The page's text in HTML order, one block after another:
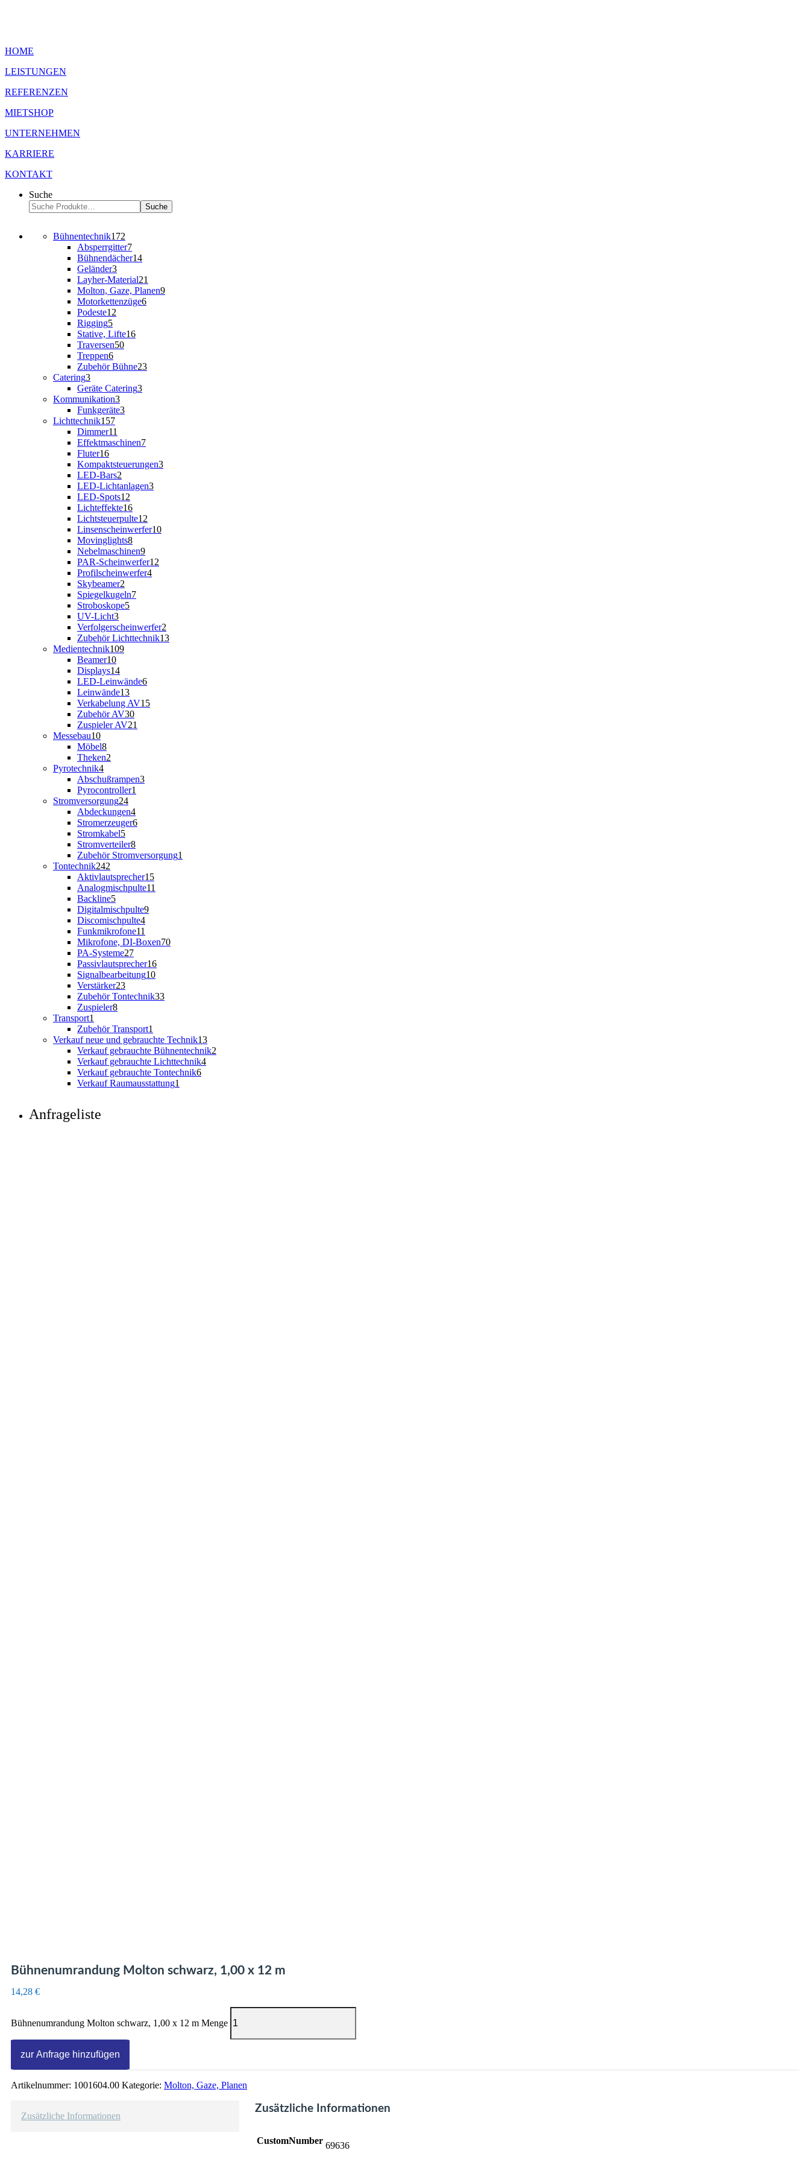
HOME
LEISTUNGEN
REFERENZEN
MIETSHOP
UNTERNEHMEN
KARRIERE
KONTAKT
Suche
Suche
Bühnentechnik172
Absperrgitter7
Bühnendächer14
Geländer3
Layher-Material21
Molton, Gaze, Planen9
Motorkettenzüge6
Podeste12
Rigging5
Stative, Lifte16
Traversen50
Treppen6
Zubehör Bühne23
Catering3
Geräte Catering3
Kommunikation3
Funkgeräte3
Lichttechnik157
Dimmer11
Effektmaschinen7
Fluter16
Kompaktsteuerungen3
LED-Bars2
LED-Lichtanlagen3
LED-Spots12
Lichteffekte16
Lichtsteuerpulte12
Linsenscheinwerfer10
Movinglights8
Nebelmaschinen9
PAR-Scheinwerfer12
Profilscheinwerfer4
Skybeamer2
Spiegelkugeln7
Stroboskope5
UV-Licht3
Verfolgerscheinwerfer2
Zubehör Lichttechnik13
Medientechnik109
Beamer10
Displays14
LED-Leinwände6
Leinwände13
Verkabelung AV15
Zubehör AV30
Zuspieler AV21
Messebau10
Möbel8
Theken2
Pyrotechnik4
Abschußrampen3
Pyrocontroller1
Stromversorgung24
Abdeckungen4
Stromerzeuger6
Stromkabel5
Stromverteiler8
Zubehör Stromversorgung1
Tontechnik242
Aktivlautsprecher15
Analogmischpulte11
Backline5
Digitalmischpulte9
Discomischpulte4
Funkmikrofone11
Mikrofone, DI-Boxen70
PA-Systeme27
Passivlautsprecher16
Signalbearbeitung10
Verstärker23
Zubehör Tontechnik33
Zuspieler8
Transport1
Zubehör Transport1
Verkauf neue und gebrauchte Technik13
Verkauf gebrauchte Bühnentechnik2
Verkauf gebrauchte Lichttechnik4
Verkauf gebrauchte Tontechnik6
Verkauf Raumausstattung1
Anfrageliste
Bühnenumrandung Molton schwarz, 1,00 x 12 m
14,28 €
Bühnenumrandung Molton schwarz, 1,00 x 12 m Menge
zur Anfrage hinzufügen
Artikelnummer: 1001604.00 Kategorie: Molton, Gaze, Planen
Zusätzliche Informationen
Zusätzliche Informationen
CustomNumber 69636